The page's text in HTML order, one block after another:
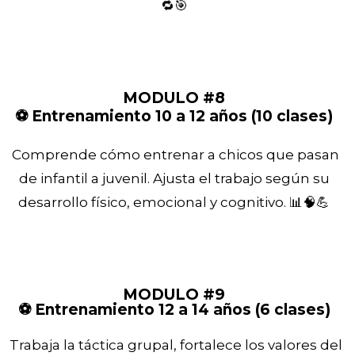
🔁🎯
MODULO #8
⚽ Entrenamiento 10 a 12 años (10 clases)
Comprende cómo entrenar a chicos que pasan
de infantil a juvenil. Ajusta el trabajo según su
desarrollo físico, emocional y cognitivo. 📊🧠💪
MODULO #9
⚽ Entrenamiento 12 a 14 años (6 clases)
Trabaja la táctica grupal, fortalece los valores del